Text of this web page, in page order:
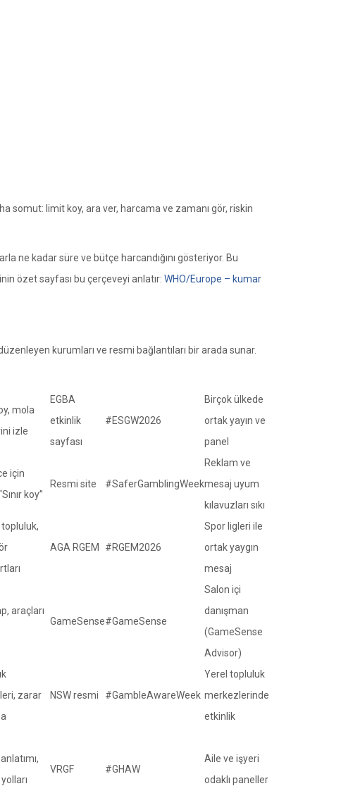
somut: limit koy, ara ver, harcama ve zamanı gör, riskin
ne kadar süre ve bütçe harcandığını gösteriyor. Bu
özet sayfası bu çerçeveyi anlatır: WHO/Europe – kumar
kurumları ve resmi bağlantıları bir arada sunar.
mola
izle
EGBA
etkinlik
sayfası
#ESGW2026
Birçok ülkede
ortak yayın ve
panel
için
koy”
Resmi site #SaferGamblingWeek
Reklam ve
mesaj uyum
kılavuzları sıkı
topluluk,
AGA RGEM #RGEM2026
Spor ligleri ile
ortak yaygın
mesaj
araçları
GameSense#GameSense
Salon içi
danışman
(GameSense
Advisor)
zarar
NSW resmi #GambleAwareWeek
Yerel topluluk
merkezlerinde
etkinlik
VRGF #GHAW
Aile ve işyeri
odaklı paneller